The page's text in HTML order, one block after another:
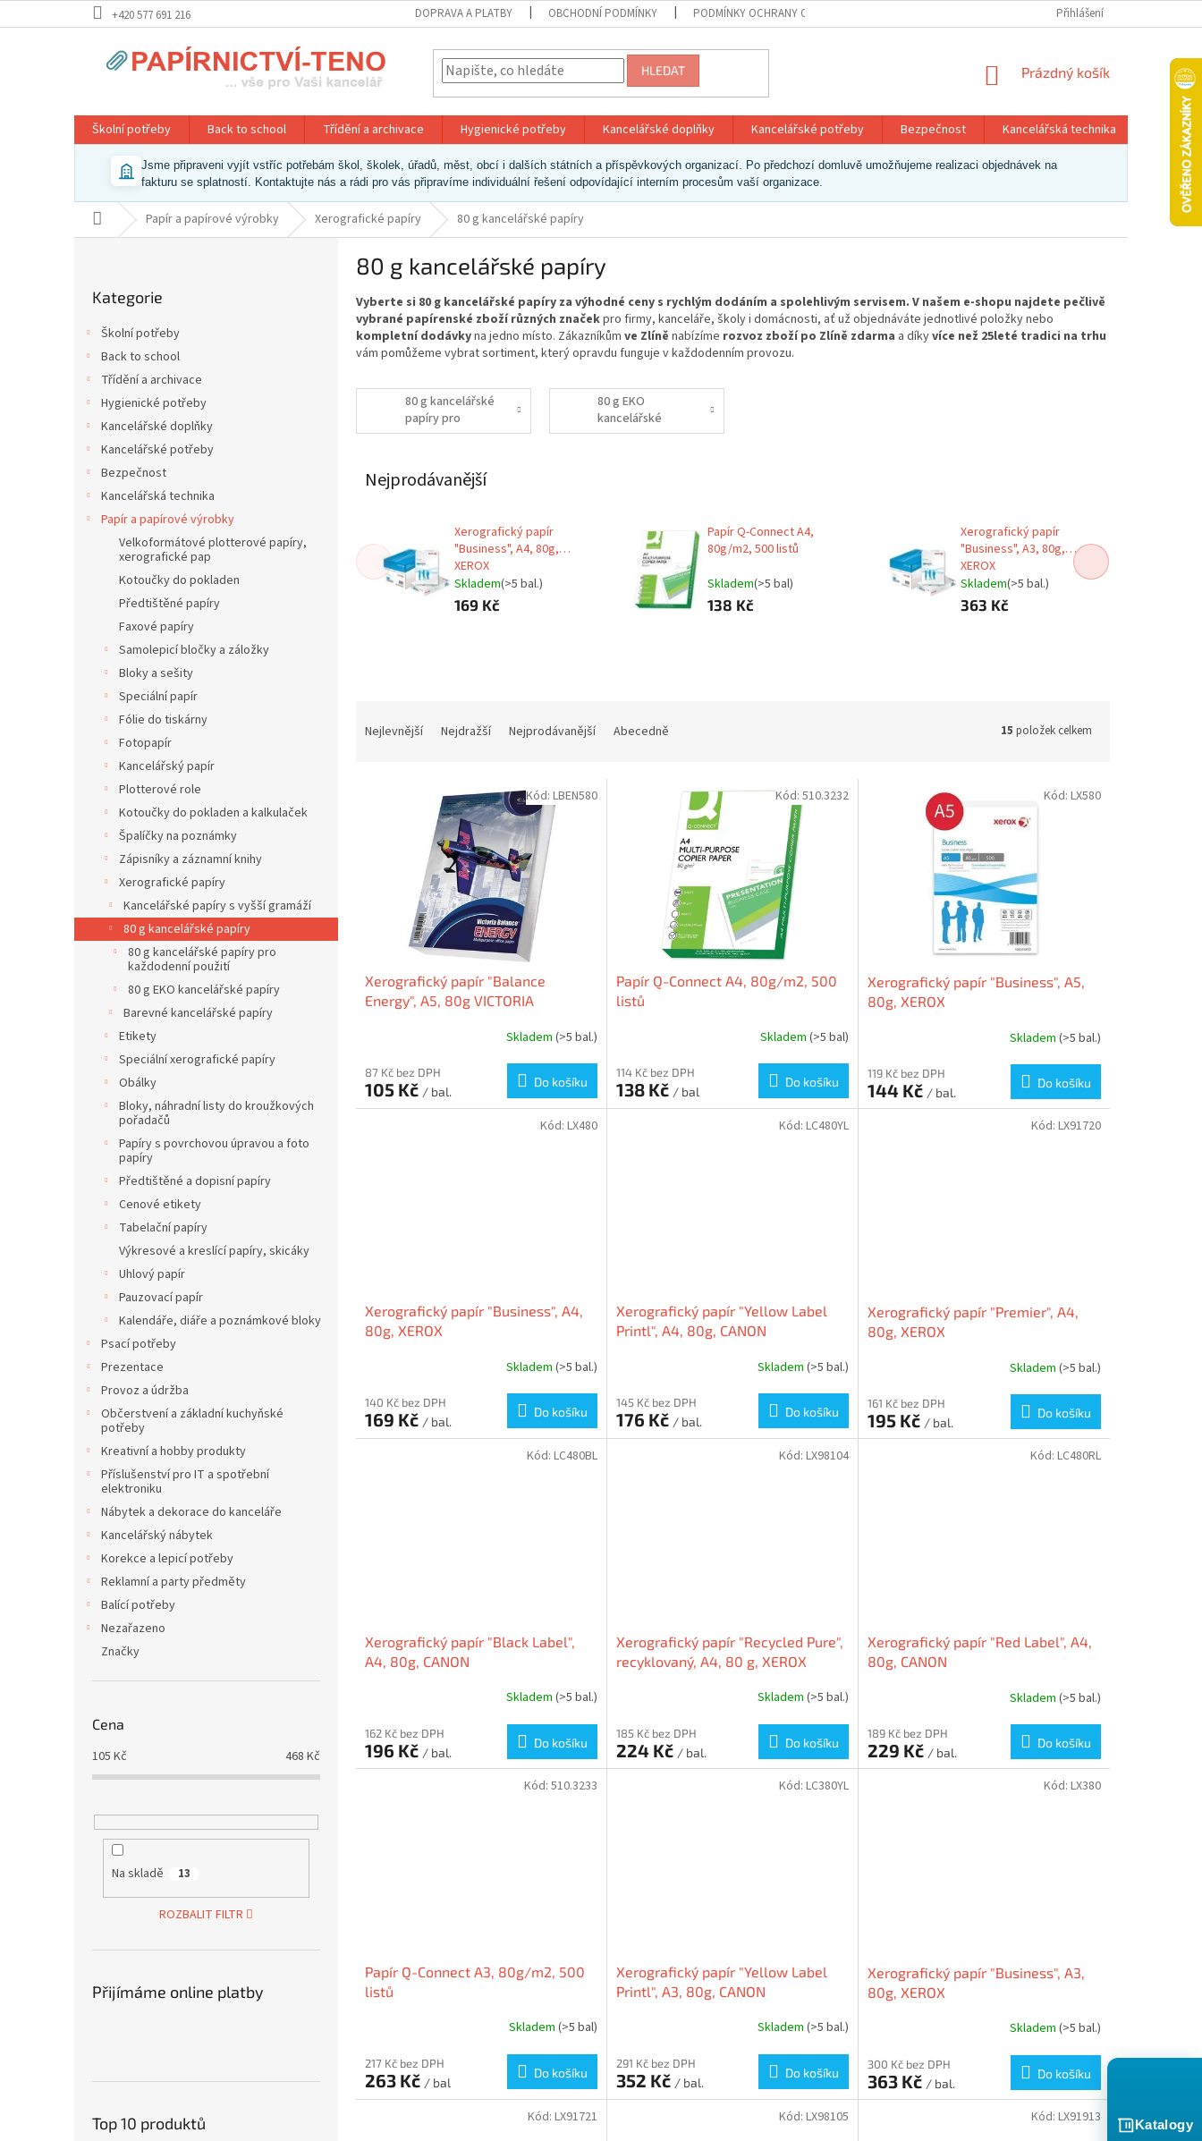
na
+420 577 691 216 DOPRAVA A PLATBY OBCHODNÍ PODMÍNKY PODMÍNKY OCHRANY OSOBNÍCH ÚDAJŮ Přihlášení
HLEDAT
NÁKUPNÍ
Prázdný košík
Školní potřeby Back to school Třídění a archivace Hygienické potřeby Kancelářské doplňky Kancelářské potřeby Bezpečnost Kancelářská technika Papír a
Jsme připraveni vyjít vstříc potřebám škol, školek, úřadů, měst, obcí i dalších státních a příspěvkových organizací. Po předchozí domluvě umožňujeme realizaci objednávek na
fakturu se splatností. Kontaktujte nás a rádi pro vás připravíme individuální řešení odpovídající interním procesům vaší organizace.
Domů Papír a papírové výrobky Xerografické papíry 80 g kancelářské papíry
kategorie
Kategorie
Školní potřeby
Back to school
Třídění a archivace
Hygienické potřeby
Kancelářské doplňky
Kancelářské potřeby
Bezpečnost
Kancelářská technika
Papír a papírové výrobky
Velkoformátové plotterové papíry,
xerografické pap
Kotoučky do pokladen
Předtištěné papíry
Faxové papíry
Samolepicí bločky a záložky
Bloky a sešity
Speciální papír
Fólie do tiskárny
Fotopapír
Kancelářský papír
Plotterové role
Kotoučky do pokladen a kalkulaček
Špalíčky na poznámky
Zápisníky a záznamní knihy
Xerografické papíry
Kancelářské papíry s vyšší gramáží
80 g kancelářské papíry
80 g kancelářské papíry pro
každodenní použití
80 g EKO kancelářské papíry
Barevné kancelářské papíry
Etikety
Speciální xerografické papíry
Obálky
Bloky, náhradní listy do kroužkových
pořadačů
Papíry s povrchovou úpravou a foto
papíry
Předtištěné a dopisní papíry
Cenové etikety
Tabelační papíry
Výkresové a kreslící papíry, skicáky
Uhlový papír
Pauzovací papír
Kalendáře, diáře a poznámkové bloky
Psací potřeby
Prezentace
Provoz a údržba
Občerstvení a základní kuchyňské
potřeby
Kreativní a hobby produkty
Příslušenství pro IT a spotřební
elektroniku
Nábytek a dekorace do kanceláře
Kancelářský nábytek
Korekce a lepicí potřeby
Reklamní a party předměty
Balící potřeby
Nezařazeno
Značky
Cena
105 Kč 468 Kč
Na skladě 13
ROZBALIT FILTR
Přijímáme online platby
Top 10 produktů
80 g kancelářské papíry
Vyberte si 80 g kancelářské papíry za výhodné ceny s rychlým dodáním a spolehlivým servisem. V našem e-shopu najdete pečlivě
vybrané papírenské zboží různých značekpro firmy, kanceláře, školy i domácnosti, ať už objednáváte jednotlivé položky nebo
kompletní dodávkyna jedno místo. Zákazníkům ve Zlíně nabízíme rozvoz zboží po Zlíně zdarma a díkyvíce než 25leté tradici na trhu
vám pomůžeme vybrat sortiment, který opravdu funguje v každodenním provozu.
80 g kancelářské
papíry pro
každodenní
80 g EKO
kancelářské
papíry
Nejprodávanější
Xerografický papír
"Business", A4, 80g,
XEROX
Skladem(>5 bal.)
169 Kč
Papír Q-Connect A4,
80g/m2, 500 listů
Skladem(>5 bal)
138 Kč
Xerografický papír
"Business", A3, 80g,
XEROX
Skladem(>5 bal.)
363 Kč
Nejlevnější Nejdražší Nejprodávanější Abecedně 15 položek celkem
Xerografický papír "Balance
Energy", A5, 80g VICTORIA
Skladem (>5 bal.)
87 Kč bez DPH
105 Kč / bal.
Do košíku
Kód: LBEN580
Papír Q-Connect A4, 80g/m2, 500
listů
Skladem (>5 bal)
114 Kč bez DPH
138 Kč / bal
Do košíku
Kód: 510.3232
Xerografický papír "Business", A5,
80g, XEROX
Skladem (>5 bal.)
119 Kč bez DPH
144 Kč / bal.
Do košíku
Kód: LX580
Xerografický papír "Business", A4,
80g, XEROX
Skladem (>5 bal.)
140 Kč bez DPH
169 Kč / bal.
Do košíku
Kód: LX480
Xerografický papír "Yellow Label
Printl", A4, 80g, CANON
Skladem (>5 bal.)
145 Kč bez DPH
176 Kč / bal.
Do košíku
Kód: LC480YL
Xerografický papír "Premier", A4,
80g, XEROX
Skladem (>5 bal.)
161 Kč bez DPH
195 Kč / bal.
Do košíku
Kód: LX91720
Xerografický papír "Black Label",
A4, 80g, CANON
Skladem (>5 bal.)
162 Kč bez DPH
196 Kč / bal.
Do košíku
Kód: LC480BL
Xerografický papír "Recycled Pure",
recyklovaný, A4, 80 g, XEROX
Skladem (>5 bal.)
185 Kč bez DPH
224 Kč / bal.
Do košíku
Kód: LX98104
Xerografický papír "Red Label", A4,
80g, CANON
Skladem (>5 bal.)
189 Kč bez DPH
229 Kč / bal.
Do košíku
Kód: LC480RL
Papír Q-Connect A3, 80g/m2, 500
listů
Skladem (>5 bal)
217 Kč bez DPH
263 Kč / bal
Do košíku
Kód: 510.3233
Xerografický papír "Yellow Label
Printl", A3, 80g, CANON
Skladem (>5 bal.)
291 Kč bez DPH
352 Kč / bal.
Do košíku
Kód: LC380YL
Xerografický papír "Business", A3,
80g, XEROX
Skladem (>5 bal.)
300 Kč bez DPH
363 Kč / bal.
Do košíku
Kód: LX380
Kód: LX91721 Kód: LX98105 Kód: LX91913 Katalogy